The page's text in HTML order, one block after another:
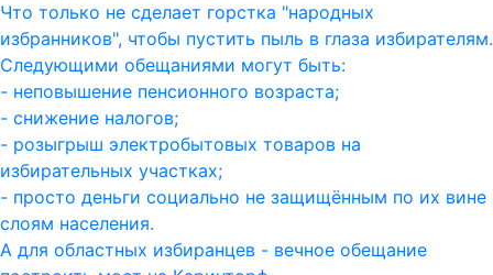
Что только не сделает горстка "народных
избранников", чтобы пустить пыль в глаза избирателям.
Следующими обещаниями могут быть:
- неповышение пенсионного возраста;
- снижение налогов;
- розыгрыш электробытовых товаров на
избирательных участках;
- просто деньги социально не защищённым по их вине
слоям населения.
А для областных избиранцев - вечное обещание